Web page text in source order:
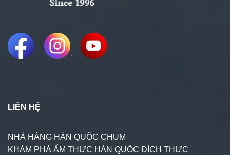
LIÊN HỆ
NHÀ HÀNG HÀN QUỐC CHUM
KHÁM PHÁ ẨM THỰC HÀN QUỐC ĐÍCH THỰC